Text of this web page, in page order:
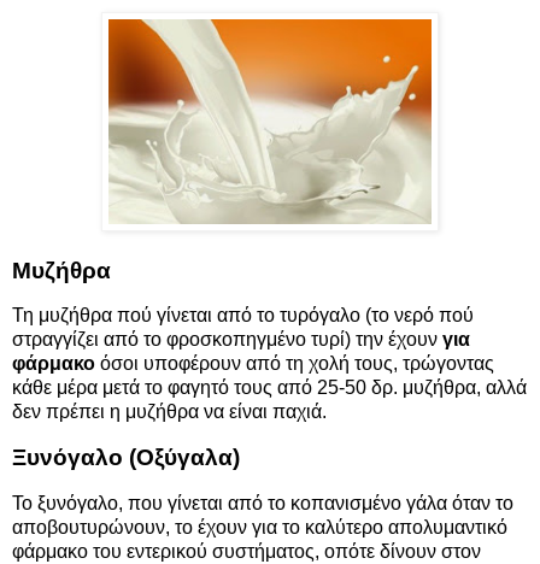
Μυζήθρα
Τη μυζήθρα πού γίνεται από το τυρόγαλο (το νερό πού
στραγγίζει από το φροσκοπηγμένο τυρί) την έχουν για
φάρμακο όσοι υποφέρουν από τη χολή τους, τρώγοντας
κάθε μέρα μετά το φαγητό τους από 25-50 δρ. μυζήθρα, αλλά
δεν πρέπει η μυζήθρα να είναι παχιά.
Ξυνόγαλο (Οξύγαλα)
Το ξυνόγαλο, που γίνεται από το κοπανισμένο γάλα όταν το
αποβουτυρώνουν, το έχουν για το καλύτερο απολυμαντικό
φάρμακο του εντερικού συστήματος, οπότε δίνουν στον